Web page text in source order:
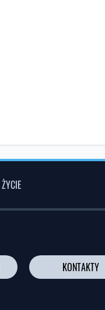
ŻYCIE
KONTAKTY